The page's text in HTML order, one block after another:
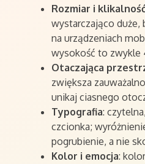
Rozmiar i
wystarczająco duże,
na urządzeniach
wysokość to zwykle
Otaczająca
zwiększa
unikaj ciasnego
Typografia:
czcionka;
pogrubienie, a nie
Kolor i emocja: